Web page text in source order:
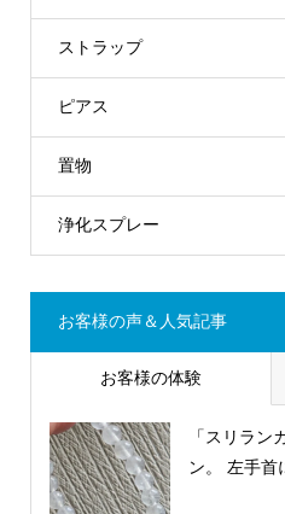
ストラップ
ピアス
置物
浄化スプレー
お客様の声＆人気記事
お客様の体験
「スリラン
ン。 左手首